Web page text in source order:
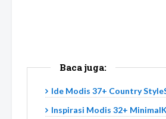
Baca juga:
Ide Modis 37+ Country
Inspirasi Modis 32+